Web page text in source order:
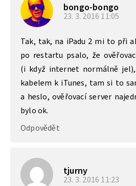
bongo-bongo
23. 3. 2016 11:05
Tak, tak, na iPadu 2 mi to při
po restartu psalo, že
(i když internet normálně
kabelem k iTunes, tam si to
a heslo, ověřovací server
bylo ok.
Odpovědět
tjurny
23. 3. 2016 11:23